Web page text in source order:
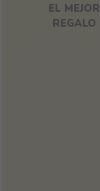
EL MEJOR
REGALO